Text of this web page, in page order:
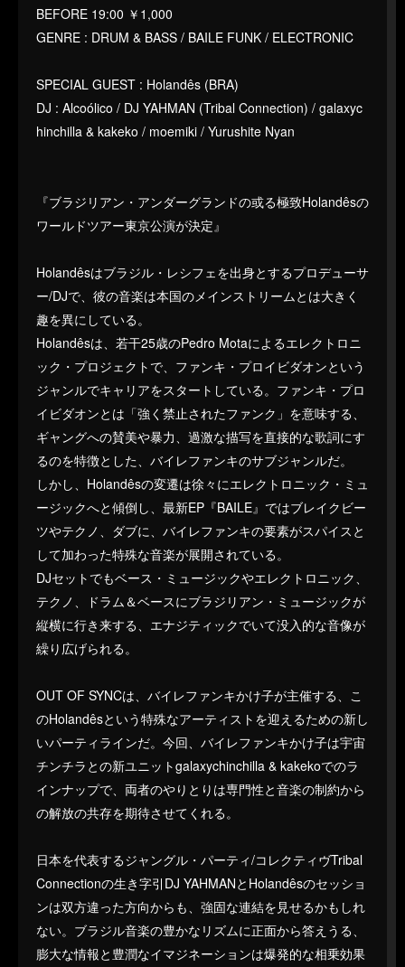
BEFORE 19:00 ￥1,000
GENRE : DRUM & BASS / BAILE FUNK / ELECTRONIC
SPECIAL GUEST : Holandês (BRA)
DJ : Alcoólico / DJ YAHMAN (Tribal Connection) / galaxyc
hinchilla & kakeko / moemiki / Yurushite Nyan
『ブラジリアン・アンダーグランドの或る極致Holandêsの
ワールドツアー東京公演が決定』
Holandêsはブラジル・レシフェを出身とするプロデューサ
ー/DJで、彼の音楽は本国のメインストリームとは大きく
趣を異にしている。
Holandêsは、若干25歳のPedro Motaによるエレクトロニ
ック・プロジェクトで、ファンキ・プロイビダオンという
ジャンルでキャリアをスタートしている。ファンキ・プロ
イビダオンとは「強く禁止されたファンク」を意味する、
ギャングへの賛美や暴力、過激な描写を直接的な歌詞にす
るのを特徴とした、バイレファンキのサブジャンルだ。
しかし、Holandêsの変遷は徐々にエレクトロニック・ミュ
ージックへと傾倒し、最新EP『BAILE』ではブレイクビー
ツやテクノ、ダブに、バイレファンキの要素がスパイスと
して加わった特殊な音楽が展開されている。
DJセットでもベース・ミュージックやエレクトロニック、
テクノ、ドラム＆ベースにブラジリアン・ミュージックが
縦横に行き来する、エナジティックでいて没入的な音像が
繰り広げられる。
OUT OF SYNCは、バイレファンキかけ子が主催する、こ
のHolandêsという特殊なアーティストを迎えるための新し
いパーティラインだ。今回、バイレファンキかけ子は宇宙
チンチラとの新ユニットgalaxychinchilla & kakekoでのラ
インナップで、両者のやりとりは専門性と音楽の制約から
の解放の共存を期待させてくれる。
日本を代表するジャングル・パーティ/コレクティヴTribal
Connectionの生き字引DJ YAHMANとHolandêsのセッショ
ンは双方違った方向からも、強固な連結を見せるかもしれ
ない。ブラジル音楽の豊かなリズムに正面から答えうる、
膨大な情報と豊潤なイマジネーションは爆発的な相乗効果